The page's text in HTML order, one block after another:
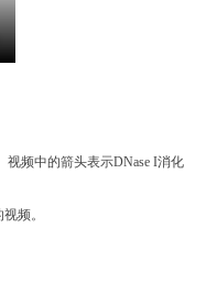
频中的箭头表示DNase I消化
频。